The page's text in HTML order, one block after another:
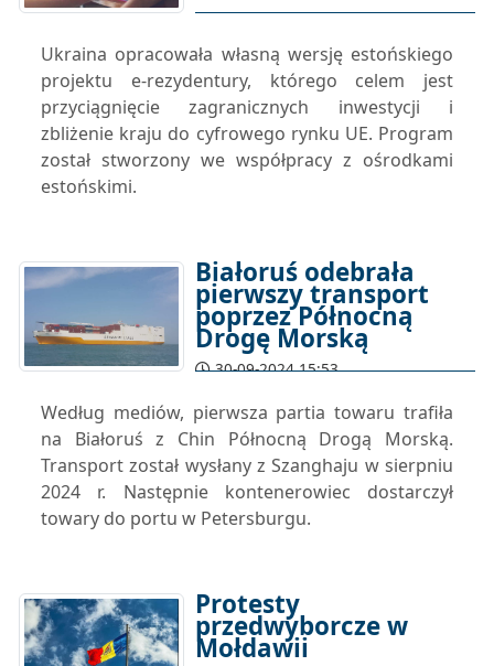
Ukraina opracowała własną wersję estońskiego
projektu e-rezydentury, którego celem jest
przyciągnięcie zagranicznych inwestycji i
zbliżenie kraju do cyfrowego rynku UE. Program
został stworzony we współpracy z ośrodkami
estońskimi.
Białoruś odebrała
pierwszy transport
poprzez Północną
Drogę Morską
30-09-2024 15:53
Według mediów, pierwsza partia towaru trafiła
na Białoruś z Chin Północną Drogą Morską.
Transport został wysłany z Szanghaju w sierpniu
2024 r. Następnie kontenerowiec dostarczył
towary do portu w Petersburgu.
Protesty
przedwyborcze w
Mołdawii